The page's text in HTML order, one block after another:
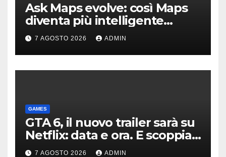
Ask Maps evolve: così Maps
diventa più intelligente
grazie a Gemini
7 AGOSTO 2026 ADMIN
GAMES
GTA 6, il nuovo trailer sarà su
Netflix: data e ora. E scoppia
la polemica
7 AGOSTO 2026 ADMIN